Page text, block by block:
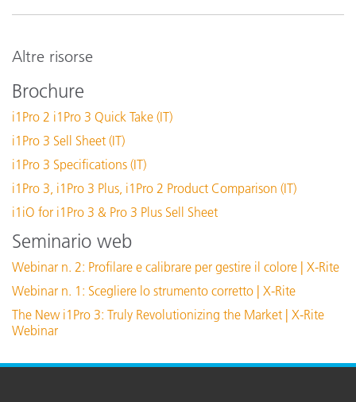
Spazio su disco disponibile
Calibrazione
Interfaccia di comunicazione
Connettività
Dimensioni (lunghezza, larghezza, altezza)
Risoluzione display
Livello di esperienza
i1Profiler (i1Publish) v3.8.5
i1Profiler (i1Publish) v3.7.1
X-Rite Device Services v3.0.150 (Mac Only)
X-Rite Device Services v3.1.133 (PC Only)
Vedi tutto il supporto
Formazione
Teoria del colore: comprendere i numeri del colore
See All Training
Altre risorse
Brochure
i1Pro 2 i1Pro 3 Quick Take (IT)
i1Pro 3 Sell Sheet (IT)
i1Pro 3 Specifications (IT)
i1Pro 3, i1Pro 3 Plus, i1Pro 2 Product Comparison (IT)
i1iO for i1Pro 3 & Pro 3 Plus Sell Sheet
Seminario web
Webinar n. 2: Profilare e calibrare per gestire il colore | X-Rite
Webinar n. 1: Scegliere lo strumento corretto | X-Rite
The New i1Pro 3: Truly Revolutionizing the Market | X-Rite
Webinar